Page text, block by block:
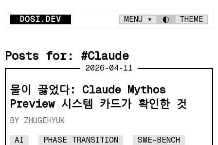
DOSI.DEV MENU ▾ ◐ THEME
Posts for: #Claude
2026-04-11
물이 끓었다: Claude Mythos
Preview 시스템 카드가 확인한 것
ZHUGEHYUK
AI PHASE TRANSITION
SWE-BENCH